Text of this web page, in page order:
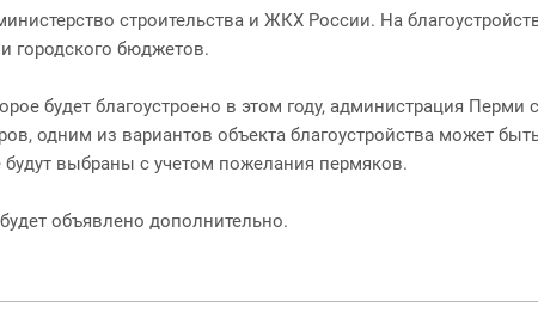
строительства и ЖКХ России. На
городского бюджетов.
будет благоустроено в этом году, администрация
одним из вариантов объекта благоустройства может
выбраны с учетом пожелания пермяков.
объявлено дополнительно.